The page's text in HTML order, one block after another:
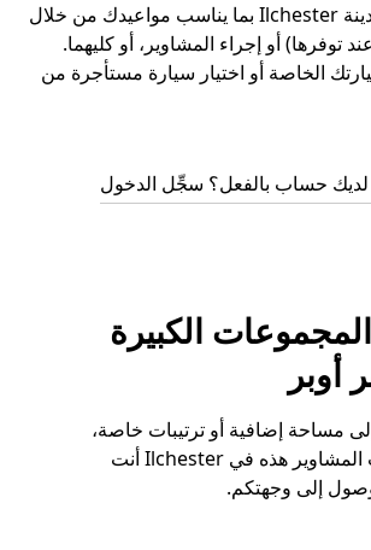
حقِّق الأرباح في مدينة Ilchester بما يناسب مواعيدك من خلال
توفرها) أو إجراء المشاوير، أو كليهما.
الخاصة أو اختيار سيارة مستأجرة من
حساب بالفعل؟ سجِّل الدخول
الكبيرة
أوبر
مساحة إضافية أو ترتيبات خاصة،
ستساعدك خيارات المشاوير هذه في Ilchester أنت
إلى وجهتكم.